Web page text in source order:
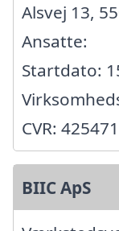
Alsvej 13,
Ansatte:
Startdato:
CVR:
BIIC ApS